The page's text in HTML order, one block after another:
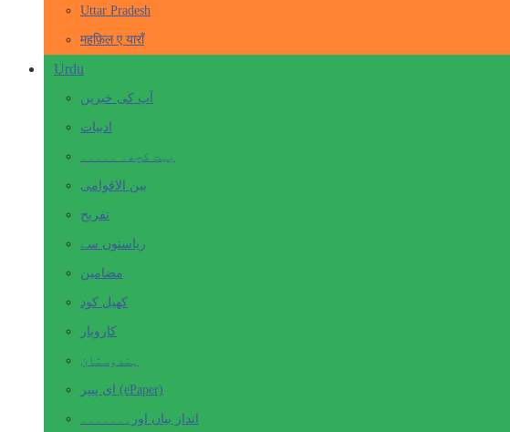
Uttar Pradesh
महफ़िल ए याराँ
Urdu
آپ کی خبریں
ادبیات
بہت کچھ۔ ۔۔۔۔۔
بین الاقوامی
تفریح
ریاستوں سے
مضامین
کھیل کود
کاروبار
ہندوستان
ای پیپر (ePaper)
انداز بیاں اور۔۔۔۔۔۔۔